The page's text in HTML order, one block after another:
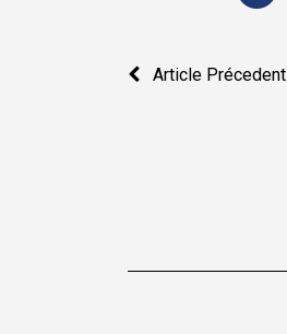
Navigation
Article Précedent